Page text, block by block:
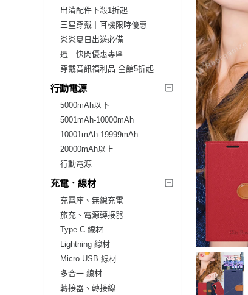
出清配件下殺1折起
三星穿戴｜耳機限時優惠
炎炎夏日出遊必備
週三快閃優惠專區
穿戴音訊福利品 全館5折起
行動電源
5000mAh以下
5001mAh-10000mAh
10001mAh-19999mAh
20000mAh以上
行動電源
充電．線材
充電座、無線充電
旅充、電源轉接器
Type C 線材
Lightning 線材
Micro USB 線材
多合一 線材
轉接器、轉接線